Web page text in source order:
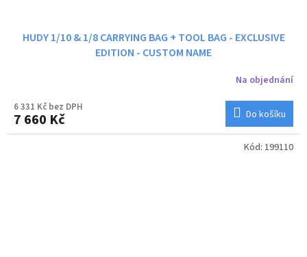
HUDY 1/10 & 1/8 CARRYING BAG + TOOL BAG - EXCLUSIVE
EDITION - CUSTOM NAME
Na objednání
6 331 Kč bez DPH
7 660 Kč Do košíku
Kód: 199110